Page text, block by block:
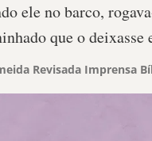
ele no barco,
que o deixasse
Revisada Imprensa